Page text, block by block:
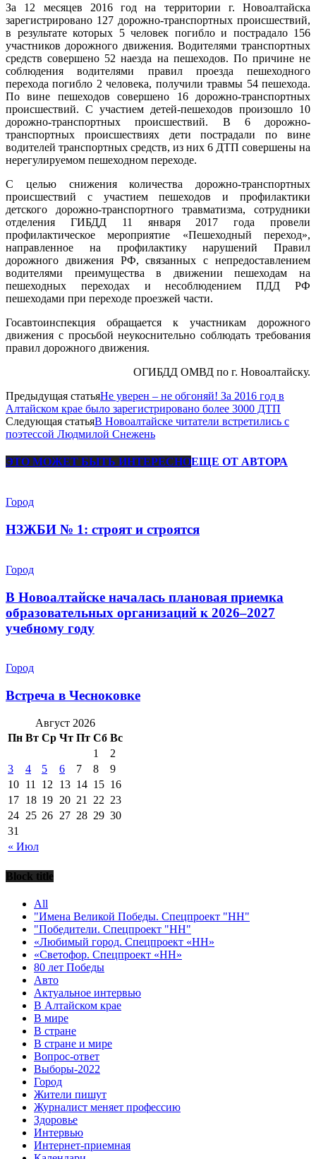
За 12 месяцев 2016 год на территории г. Новоалтайска
зарегистрировано 127 дорожно-транспортных происшествий,
в результате которых 5 человек погибло и пострадало 156
участников дорожного движения. Водителями транспортных
средств совершено 52 наезда на пешеходов. По причине не
соблюдения водителями правил проезда пешеходного
перехода погибло 2 человека, получили травмы 54 пешехода.
По вине пешеходов совершено 16 дорожно-транспортных
происшествий. С участием детей-пешеходов произошло 10
дорожно-транспортных происшествий. В 6 дорожно-
транспортных происшествиях дети пострадали по вине
водителей транспортных средств, из них 6 ДТП совершены на
нерегулируемом пешеходном переходе.
С целью снижения количества дорожно-транспортных
происшествий с участием пешеходов и профилактики
детского дорожно-транспортного травматизма, сотрудники
отделения ГИБДД 11 января 2017 года провели
профилактическое мероприятие «Пешеходный переход»,
направленное на профилактику нарушений Правил
дорожного движения РФ, связанных с непредоставлением
водителями преимущества в движении пешеходам на
пешеходных переходах и несоблюдением ПДД РФ
пешеходами при переходе проезжей части.
Госавтоинспекция обращается к участникам дорожного
движения с просьбой неукоснительно соблюдать требования
правил дорожного движения.
ОГИБДД ОМВД по г. Новоалтайску.
Предыдущая статьяНе уверен – не обгоняй! За 2016 год в
Алтайском крае было зарегистрировано более 3000 ДТП
Следующая статьяВ Новоалтайске читатели встретились с
поэтессой Людмилой Снежень
ЭТО МОЖЕТ БЫТЬ ИНТЕРЕСНОЕЩЕ ОТ АВТОРА
Город
НЗЖБИ № 1: строят и строятся
Город
В Новоалтайске началась плановая приемка
образовательных организаций к 2026–2027
учебному году
Город
Встреча в Чесноковке
Август 2026
Пн Вт Ср Чт Пт Сб Вс
« Июл
1
2
3
4 5 6 7 8
9
10 11 12 13 14 15 16
17 18 19 20 21 22 23
24 25 26 27 28 29 30
31
Block title
All
"Имена Великой Победы. Спецпроект "НН"
"Победители. Спецпроект "НН"
«Любимый город. Спецпроект «НН»
«Светофор. Спецпроект «НН»
80 лет Победы
Авто
Актуальное интервью
В Алтайском крае
В мире
В стране
В стране и мире
Вопрос-ответ
Выборы-2022
Город
Жители пишут
Журналист меняет профессию
Здоровье
Интервью
Интернет-приемная